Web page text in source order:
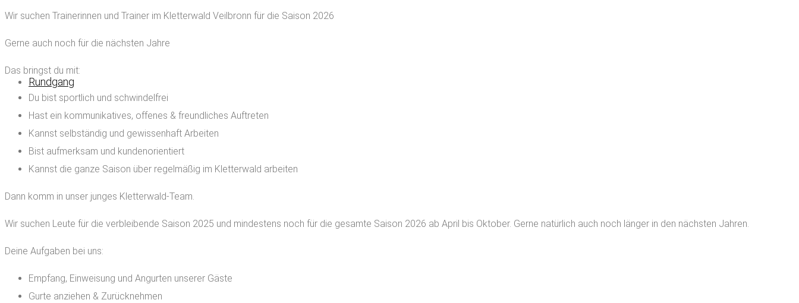
Rundgang
Wir suchen Trainerinnen und Trainer im Kletterwald Veilbronn für die Saison 2026
Gerne auch noch für die nächsten Jahre
Das bringst du mit:
Du bist sportlich und schwindelfrei
Hast ein kommunikatives, offenes & freundliches Auftreten
Kannst selbständig und gewissenhaft Arbeiten
Bist aufmerksam und kundenorientiert
Kannst die ganze Saison über regelmäßig im Kletterwald arbeiten
Dann komm in unser junges Kletterwald-Team.
Wir suchen Leute für die verbleibende Saison 2025 und mindestens noch für die gesamte Saison 2026 ab April bis Oktober. Gerne natürlich auch noch länger in den nächsten Jahren.
Deine Aufgaben bei uns:
Empfang, Einweisung und Angurten unserer Gäste
Gurte anziehen & Zurücknehmen